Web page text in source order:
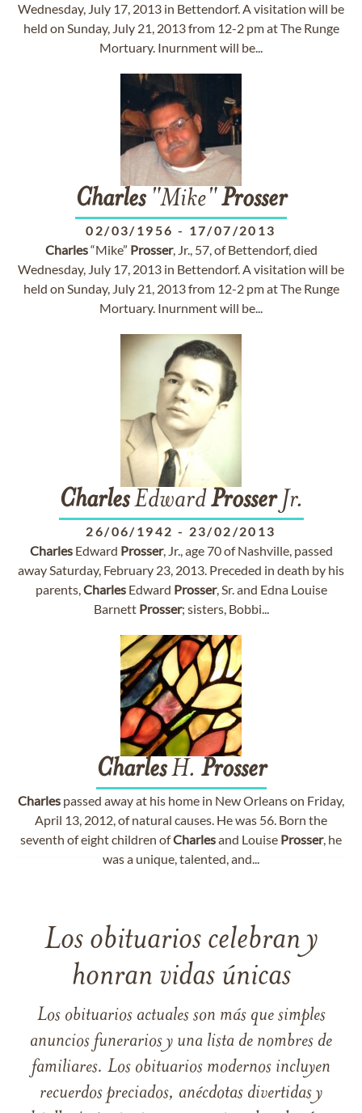
Wednesday, July 17, 2013 in Bettendorf. A visitation will be
held on Sunday, July 21, 2013 from 12-2 pm at The Runge
Mortuary. Inurnment will be...
Charles"Mike"Prosser
02/03/1956 - 17/07/2013
Charles“Mike” Prosser, Jr., 57, of Bettendorf, died
Wednesday, July 17, 2013 in Bettendorf. A visitation will be
held on Sunday, July 21, 2013 from 12-2 pm at The Runge
Mortuary. Inurnment will be...
CharlesEdwardProsserJr.
26/06/1942 - 23/02/2013
CharlesEdward Prosser, Jr., age 70 of Nashville, passed
away Saturday, February 23, 2013. Preceded in death by his
parents,CharlesEdward Prosser, Sr. and Edna Louise
Barnett Prosser; sisters, Bobbi...
CharlesH. Prosser
Charles passed away at his home in New Orleans on Friday,
April 13, 2012, of natural causes. He was 56. Born the
seventh of eight children ofCharlesand Louise Prosser, he
was a unique, talented, and...
Los obituarios celebran y
honran vidas únicas
Los obituarios actuales son más que simples
anuncios funerarios y una lista de nombres de
familiares. Los obituarios modernos incluyen
recuerdos preciados, anécdotas divertidas y